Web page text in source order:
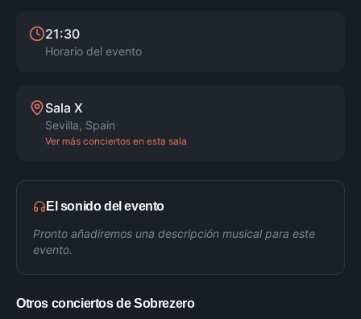
21:30
Horario del evento
Sala X
Sevilla, Spain
Ver más conciertos en esta sala
El sonido del evento
Pronto añadiremos una descripción musical para este
evento.
Otros conciertos deSobrezero